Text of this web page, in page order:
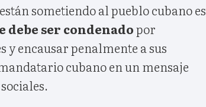
sometiendo al pueblo cubano es
debe ser condenadopor
encausar penalmente a sus
cubano en un mensaje